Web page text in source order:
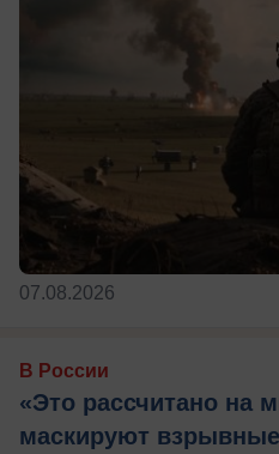
07.08.2026
В России
«Это рассчитано на
маскируют